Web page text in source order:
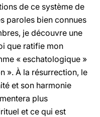
de ce système de
paroles bien connues
je découvre une
que ratifie mon
« eschatologique »
». À la résurrection, le
et son harmonie
plus
et ce qui est